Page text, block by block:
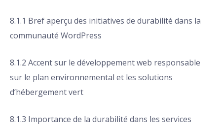
8.1.1 Bref aperçu des initiatives de durabilité dans la
communauté WordPress
8.1.2 Accent sur le développement web responsable
sur le plan environnemental et les solutions
d’hébergement vert
8.1.3 Importance de la durabilité dans les services